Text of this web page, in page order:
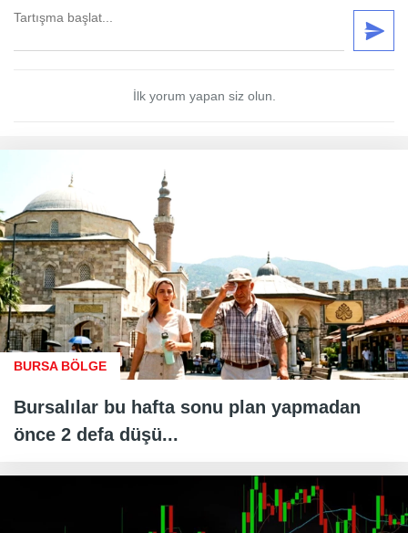
İlk yorum yapan siz olun.
BURSA BÖLGE
Bursalılar bu hafta sonu plan yapmadan
önce 2 defa düşü...